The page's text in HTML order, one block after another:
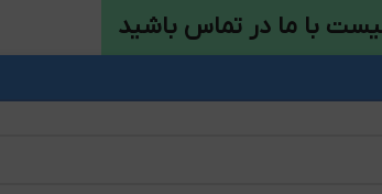
با ما در تماس باشید